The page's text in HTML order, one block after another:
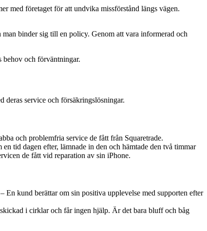
med företaget för att undvika missförstånd längs vägen.
binder sig till en policy. Genom att vara informerad och
behov och förväntningar.
deras service och försäkringslösningar.
och problemfria service de fått från Squaretrade.
tid dagen efter, lämnade in den och hämtade den två timmar
de fått vid reparation av sin iPhone.
En kund berättar om sin positiva upplevelse med supporten efter
i cirklar och får ingen hjälp. Är det bara bluff och båg